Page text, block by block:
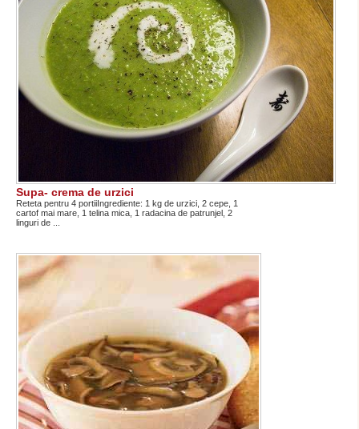
Supa- crema de urzici
Reteta pentru 4 portiiIngrediente: 1 kg de urzici, 2 cepe, 1
cartof mai mare, 1 telina mica, 1 radacina de patrunjel, 2
linguri de ...